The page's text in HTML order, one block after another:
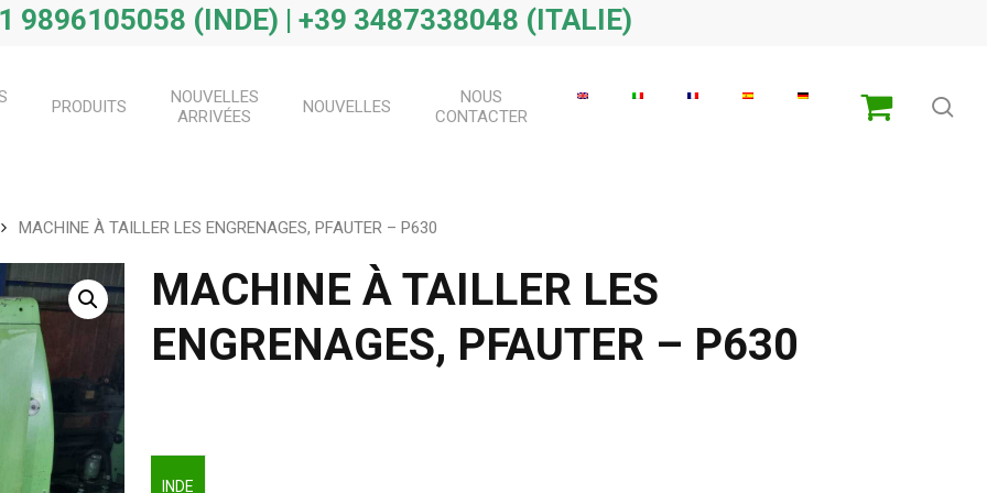
9896105058 (INDE) | +39 3487338048 (ITALIE)
PRODUITS
NOUVELLES
ARRIVÉES
NOUVELLES
NOUS
CONTACTER
MACHINE À TAILLER LES ENGRENAGES, PFAUTER – P630
MACHINE À TAILLER LES
ENGRENAGES, PFAUTER – P630
INDE